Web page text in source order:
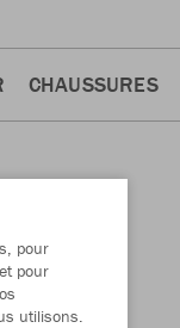
CHAUSSURES
pour
pour
utilisons.